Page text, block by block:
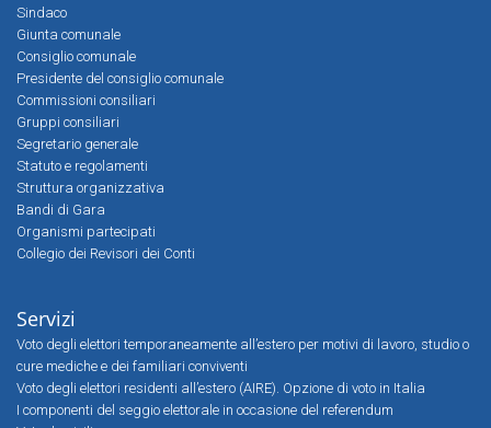
Sindaco
Giunta comunale
Consiglio comunale
Presidente del consiglio comunale
Commissioni consiliari
Gruppi consiliari
Segretario generale
Statuto e regolamenti
Struttura organizzativa
Bandi di Gara
Organismi partecipati
Collegio dei Revisori dei Conti
Servizi
Voto degli elettori temporaneamente all’estero per motivi di lavoro, studio o
cure mediche e dei familiari conviventi
Voto degli elettori residenti all’estero (AIRE). Opzione di voto in Italia
I componenti del seggio elettorale in occasione del referendum